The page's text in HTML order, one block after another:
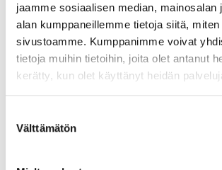
jaamme sosiaalisen median, mainosalan
alan kumppaneillemme tietoja siitä,
sivustoamme. Kumppanimme voivat
tietoja muihin tietoihin, joita olet antanut
kerätty, kun olet käyttänyt heidän
valinta
Välttämätön
Koulujen oppilaat
Yhteystiedot
Kahvilapalvelut, lipunmyynti